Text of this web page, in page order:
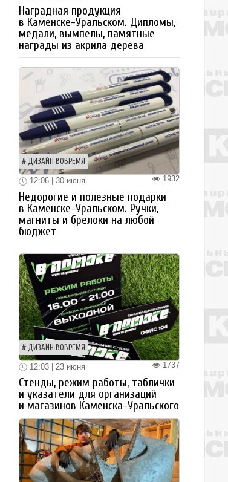
Наградная продукция
в Каменске-Уральском. Дипломы,
медали, вымпелы, памятные
награды из акрила дерева
ДИЗАЙН ВОВРЕМЯ
1932
12:06 | 30 июня
Недорогие и полезные подарки
в Каменске-Уральском. Ручки,
магниты и брелоки на любой
бюджет
ДИЗАЙН ВОВРЕМЯ
1737
12:03 | 23 июня
Стенды, режим работы, таблички
и указатели для организаций
и магазинов Каменска-Уральского